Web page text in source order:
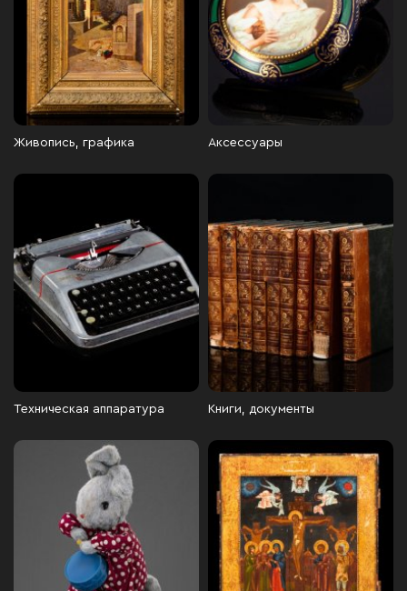
Живопись, графика Аксессуары
Техническая аппаратура Книги, документы